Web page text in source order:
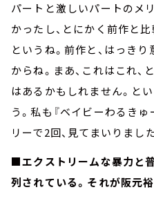
パートと激しいパートのメ
かったし、とにかく前作と
というね。前作と、はっき
からね。まあ、これはこれ
はあるかもしれません。と
う。私も『ベイビーわるき
リーで2回、見てまいりました
■エクストリームな暴力と
列されている。それが阪元